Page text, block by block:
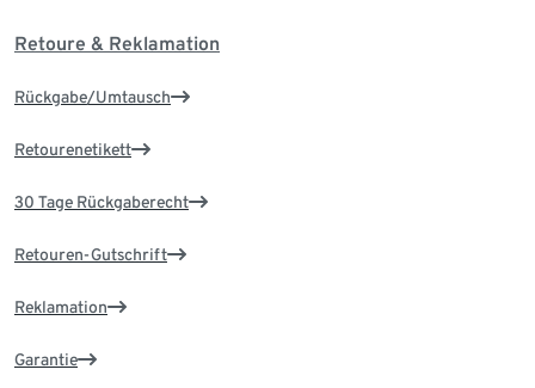
Retoure & Reklamation
Rückgabe/Umtausch
Retourenetikett
30 Tage Rückgaberecht
Retouren-Gutschrift
Reklamation
Garantie